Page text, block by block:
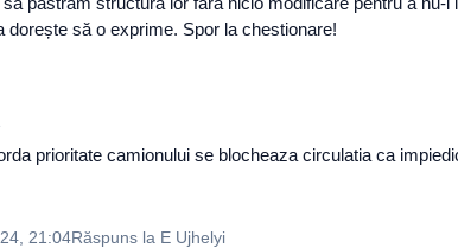
dorește să o exprime. Spor la chestionare!
prioritate camionului se blocheaza circulatia ca
21:04Răspuns la E Ujhelyi